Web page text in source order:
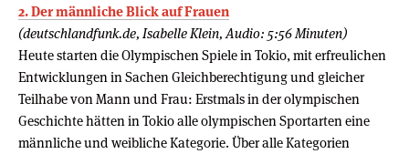
2. Der männliche Blick auf Frauen
(deutschlandfunk.de, Isabelle Klein, Audio: 5:56 Minuten)
Heute starten die Olympischen Spiele in Tokio, mit erfreulichen
Entwicklungen in Sachen Gleichberechtigung und gleicher
Teilhabe von Mann und Frau: Erstmals in der olympischen
Geschichte hätten in Tokio alle olympischen Sportarten eine
männliche und weibliche Kategorie. Über alle Kategorien